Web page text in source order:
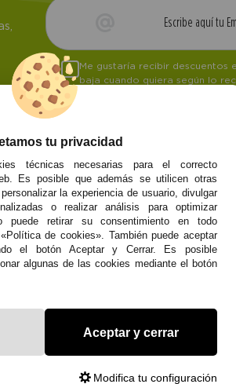
Me gustaría recibir descuentos
baja cuando quiera según lo
somos
ATENCIÓN AL
Envíos y devoluciones
Formas de pago
Preguntas Frecuentes
Contacto
Transformación
y Resiliencia
Subvencións
Fondo
recuperación,
finaciado
tu privacidad
técnicas necesarias para el correcto
Es posible que además se utilicen otras
la experiencia de usuario, divulgar
o realizar análisis para optimizar
puede retirar su consentimiento en todo
de cookies». También puede aceptar
el botón Aceptar y Cerrar. Es posible
algunas de las cookies mediante el botón
Aceptar y cerrar
Modifica tu configuración